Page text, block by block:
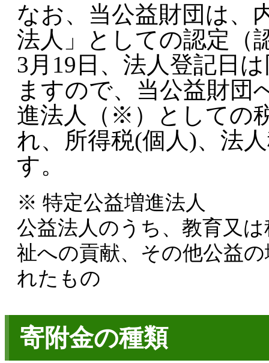
なお、当公益財団は、
法人」としての認定（
3月19日、法人登記日
ますので、当公益財団
進法人（※）としての
れ、所得税(個人)、法
す。
※ 特定公益増進法人
公益法人のうち、教育又
祉への貢献、その他公益
れたもの
寄附金の種類